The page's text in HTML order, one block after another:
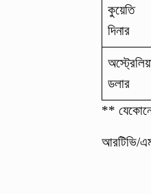
কুয়েতি
দিনার
ডলার
** যেকোনো
আরটিভি/